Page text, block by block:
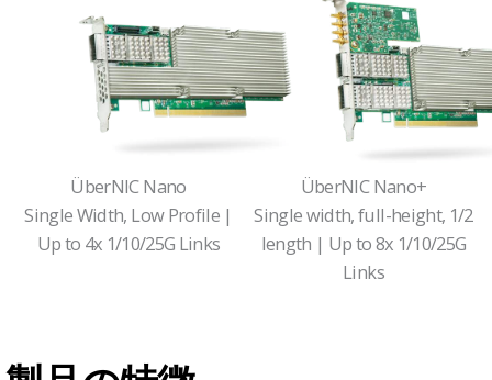
ÜberNIC Nano
Single Width, Low Profile |
Up to 4x 1/10/25G Links
ÜberNIC Nano+
Single width, full-height, 1/2
length | Up to 8x 1/10/25G
Links